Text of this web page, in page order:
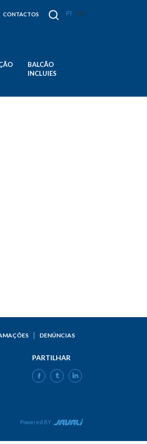
CONTACTOS PT EN
BALCÃO
INCLUIES
DENÚNCIAS
PARTILHAR
FACEBOOK
TWITTERLINKEDIN
Powered BY